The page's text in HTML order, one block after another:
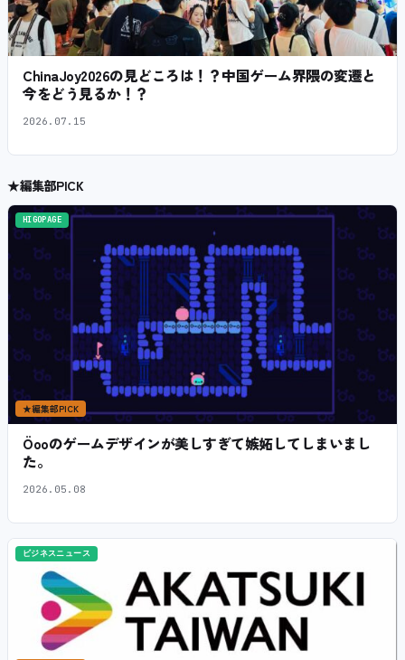
ChinaJoy2026の見どころは！？中国ゲーム界隈の変遷と
今をどう見るか！？
2026.07.15
★編集部PICK
HIGOPAGE
★編集部PICK
Öooのゲームデザインが美しすぎて嫉妬してしまいまし
た。
2026.05.08
ビジネスニュース